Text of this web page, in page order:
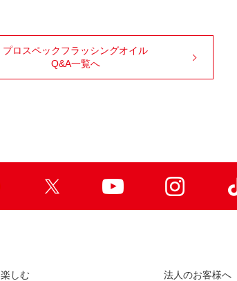
プロスペックフラッシングオイル
Q&A一覧へ
楽しむ 法人のお客様へ